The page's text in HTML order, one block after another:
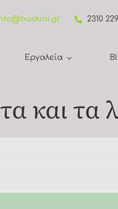
2310
Εργαλεία
και τα